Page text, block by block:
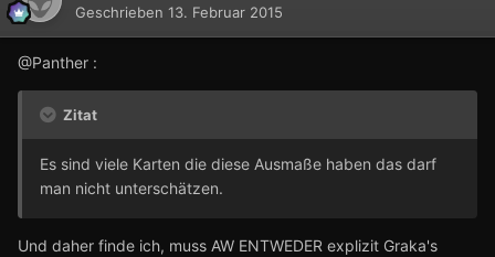
Geschrieben 13. Februar 2015
@Panther :
Zitat
Es sind viele Karten die diese Ausmaße haben das darf
man nicht unterschätzen.
Und daher finde ich, muss AW ENTWEDER explizit Graka's